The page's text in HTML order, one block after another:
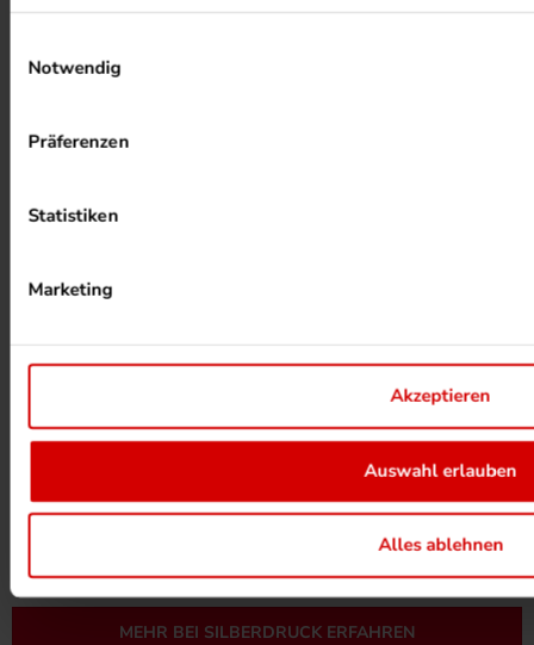
Notwendig
Präferenzen
Statistiken
Marketing
Akzeptieren
Auswahl erlauben
Alles ablehnen
MEHR BEI SILBERDRUCK ERFAHREN